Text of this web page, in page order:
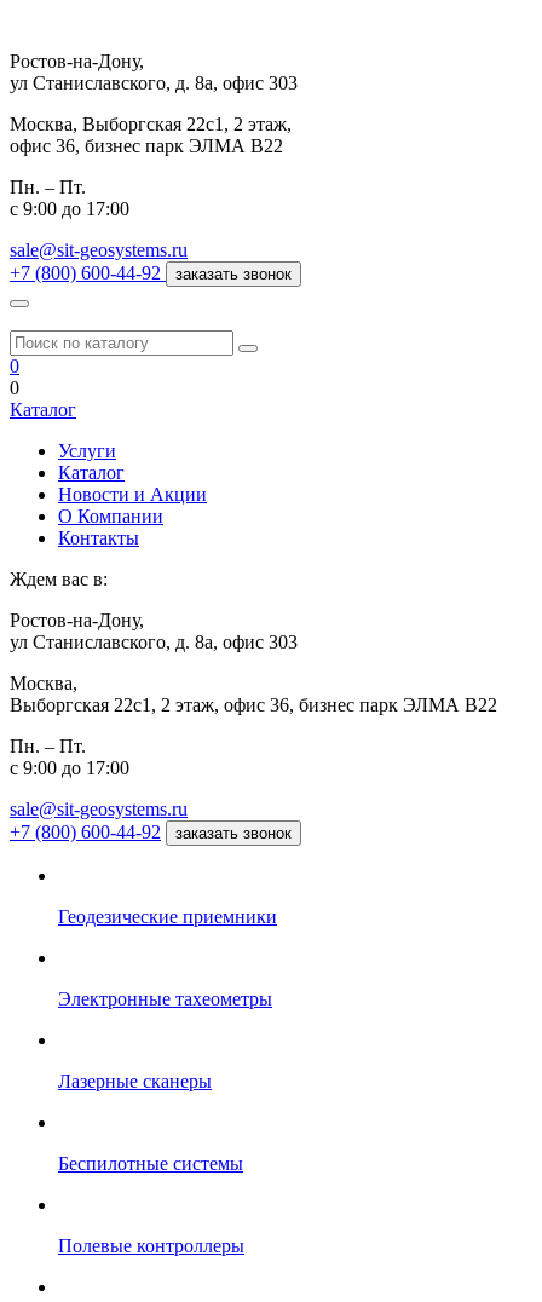
Ростов-на-Дону,
ул Станиславского, д. 8а, офис 303
Москва, Выборгская 22с1, 2 этаж,
офис 36, бизнес парк ЭЛМА В22
Пн. – Пт.
с 9:00 до 17:00
sale@sit-geosystems.ru
+7 (800) 600-44-92
заказать звонок
0
0
Каталог
Услуги
Каталог
Новости и Акции
О Компании
Контакты
Ждем вас в:
Ростов-на-Дону,
ул Станиславского, д. 8а, офис 303
Москва,
Выборгская 22с1, 2 этаж, офис 36, бизнес парк ЭЛМА В22
Пн. – Пт.
с 9:00 до 17:00
sale@sit-geosystems.ru
+7 (800) 600-44-92
заказать звонок
Геодезические приемники
Электронные тахеометры
Лазерные сканеры
Беспилотные системы
Полевые контроллеры